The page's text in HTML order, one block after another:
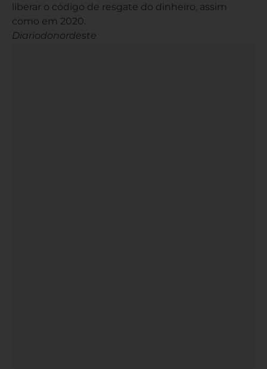
liberar o código de resgate do dinheiro, assim
como em 2020.
Diariodonordeste